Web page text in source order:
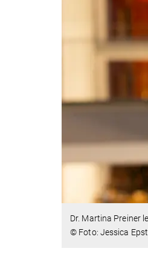
Dr. Martina Preiner
© Foto: Jessica